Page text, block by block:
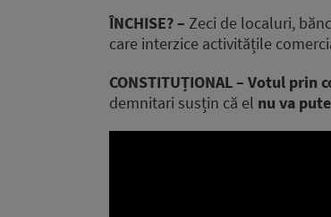
ÎNCHISE? – Zeci de localuri,
care interzice activitățile
CONSTITUȚIONAL – Votul prin
demnitari susțin că el nu va